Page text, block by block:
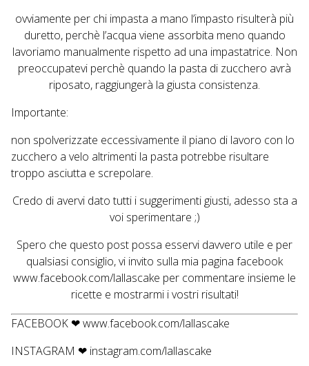
ovviamente per chi impasta a mano l’impasto risulterà più
duretto, perchè l’acqua viene assorbita meno quando
lavoriamo manualmente rispetto ad una impastatrice. Non
preoccupatevi perchè quando la pasta di zucchero avrà
riposato, raggiungerà la giusta consistenza.
Importante:
non spolverizzate eccessivamente il piano di lavoro con lo
zucchero a velo altrimenti la pasta potrebbe risultare
troppo asciutta e screpolare.
Credo di avervi dato tutti i suggerimenti giusti, adesso sta a
voi sperimentare ;)
Spero che questo post possa esservi davvero utile e per
qualsiasi consiglio, vi invito sulla mia pagina facebook
www.facebook.com/lallascake per commentare insieme le
ricette e mostrarmi i vostri risultati!
FACEBOOK ❤www.facebook.com/lallascake
INSTAGRAM ❤ instagram.com/lallascake